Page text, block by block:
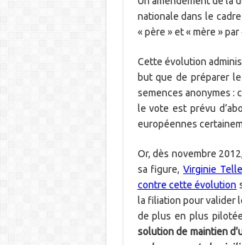
nationale dans le
« père » et « mère »
Cette évolution
but que de préparer
semences anonymes :
le vote est prévu
européennes
Or, dès novembre
sa figure,Virginie
contre cette évolution
la filiation pour valider
de plus en plus
solution de maintien